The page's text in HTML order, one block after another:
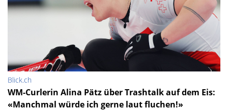
Blick.ch
WM-Curlerin Alina Pätz über Trashtalk auf dem Eis:
«Manchmal würde ich gerne laut fluchen!»